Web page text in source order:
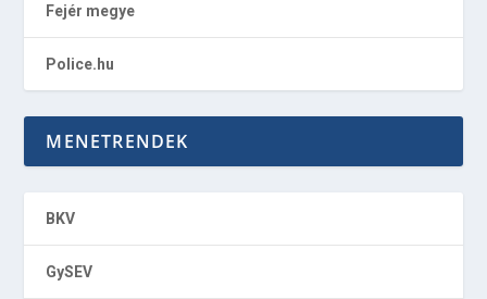
Fejér megye
Police.hu
MENETRENDEK
BKV
GySEV